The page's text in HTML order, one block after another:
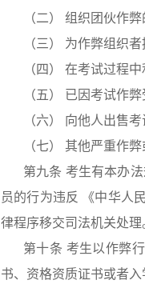
（二） 组织团伙作
（三） 为作弊组织
（四） 在考试过程
（五） 已因考试作
（六） 向他人出售
（七） 其他严重作
第九条 考生有本办
员的行为违反 《中华人
律程序移交司法机关处理
第十条 考生以作弊
书、资格资质证书或者